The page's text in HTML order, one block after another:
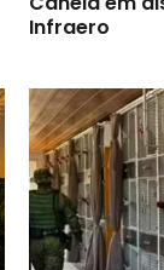
Infraero